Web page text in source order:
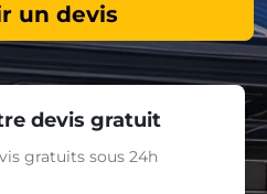
un devis
devis gratuit
gratuits sous 24h